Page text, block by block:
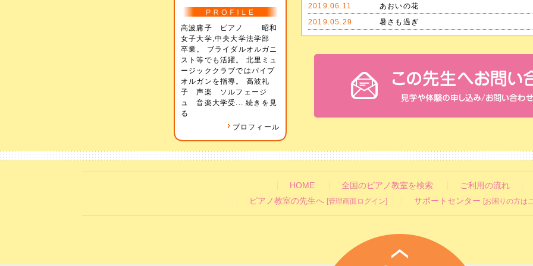
高波庸子 ピアノ 昭和
女子大学,中央大学法学部
卒業。 ブライダルオルガニ
スト等でも活躍。 北里ミュ
ージッククラブではパイプ
オルガンを指導。 高波礼
子 声楽 ソルフェージ
ュ 音楽大学受...続きを見
る
プロフィール
2019.06.11
あおいの花
2019.05.29
暑さも過ぎ
HOME 全国のピアノ教室を検索
ご利用の流れ
ピアノ教室の先生へ [管理画面ログイン] サポートセンター [お困りの方は